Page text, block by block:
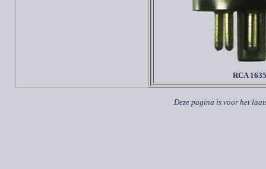
RCA1635
Deze pagina is voor het